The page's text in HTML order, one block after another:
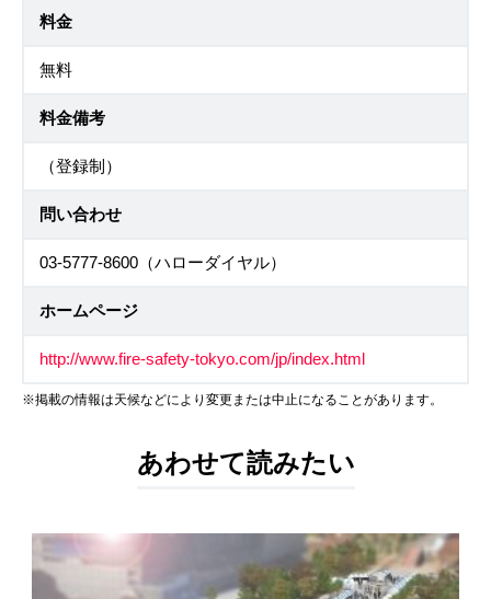
料金
無料
料金備考
（登録制）
問い合わせ
03-5777-8600（ハローダイヤル）
ホームページ
http://www.fire-safety-tokyo.com/jp/index.html
※掲載の情報は天候などにより変更または中止になることがあります。
あわせて読みたい